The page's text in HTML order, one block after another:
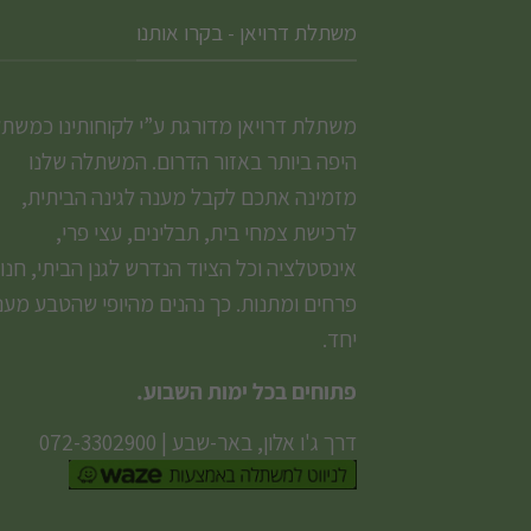
משתלת דרויאן - בקרו אותנו
משתלת דרויאן מדורגת ע”י לקוחותינו
היפה ביותר באזור הדרום. המשתלה שלנו
מזמינה אתכם לקבל מענה לגינה הביתית,
לרכישת צמחי בית, תבלינים, עצי פרי,
אינסטלציה וכל הציוד הנדרש לגנן הביתי,
פרחים ומתנות. כך נהנים מהיופי שהטבע
יחד.
פתוחים בכל ימות השבוע.
דרך ג'ו אלון, באר-שבע |
072-3302900